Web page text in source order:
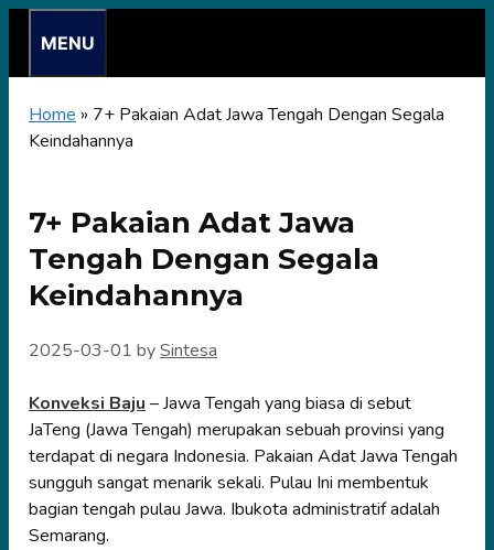
content
MENU
Home » 7+ Pakaian Adat Jawa Tengah Dengan Segala
Keindahannya
7+ Pakaian Adat Jawa
Tengah Dengan Segala
Keindahannya
2025-03-01 bySintesa
Konveksi Baju – Jawa Tengah yang biasa di sebut
JaTeng (Jawa Tengah) merupakan sebuah provinsi yang
terdapat di negara Indonesia. Pakaian Adat Jawa Tengah
sungguh sangat menarik sekali. Pulau Ini membentuk
bagian tengah pulau Jawa. Ibukota administratif adalah
Semarang.